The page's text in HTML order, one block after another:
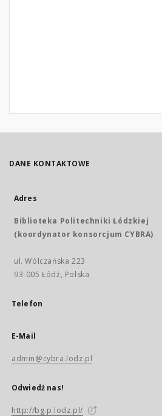
DANE KONTAKTOWE
Adres
Biblioteka Politechniki Łódzkiej
(koordynator konsorcjum CYBRA)
ul. Wólczańska 223
93-005 Łódź, Polska
Telefon
E-Mail
admin@cybra.lodz.pl
Odwiedź nas!
http://bg.p.lodz.pl/